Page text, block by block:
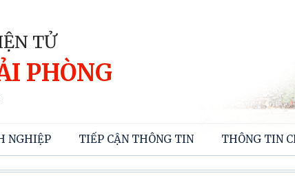
TỬ
PHÒNG
NGHIỆP TIẾP CẬN THÔNG TIN THÔNG TIN